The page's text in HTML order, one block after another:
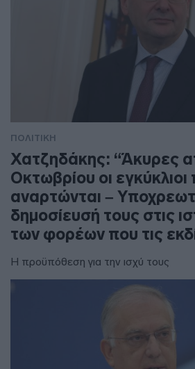
ΠΟΛΙΤΙΚΗ
Χατζηδάκης: “Άκυρες
Οκτωβρίου οι
αναρτώνται –
δημοσίευσή τους στις
των φορέων που τις
Η προϋπόθεση για την ισχύ τους